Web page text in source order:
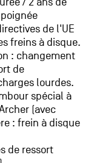
de l'UE
freins à disque.
: changement
de
lourdes.
spécial à
(avec
: frein à disque
de ressort